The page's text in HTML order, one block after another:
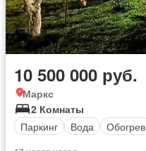
10 500 000 руб.
Маркс
2 Комнаты
Паркинг
Вода Обогрев